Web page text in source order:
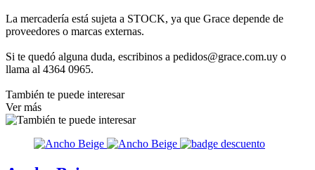
La mercadería está sujeta a STOCK, ya que Grace depende de
proveedores o marcas externas.
Si te quedó alguna duda, escribinos a pedidos@grace.com.uy o
llama al 4364 0965.
También te puede interesar
Ver más